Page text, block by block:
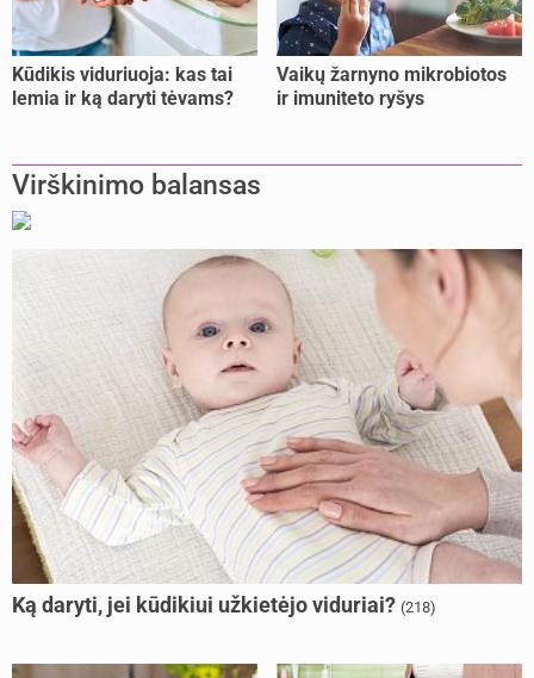
Kūdikis viduriuoja: kas tai
lemia ir ką daryti tėvams?
Vaikų žarnyno mikrobiotos
ir imuniteto ryšys
Virškinimo balansas
Ką daryti, jei kūdikiui užkietėjo viduriai? (218)